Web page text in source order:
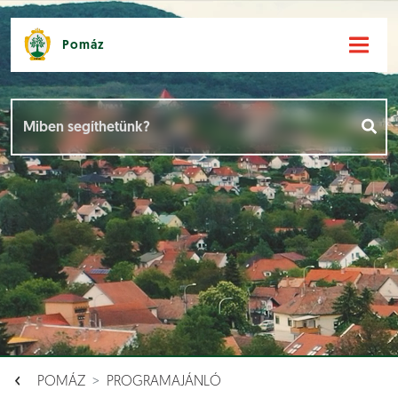
Pomáz
POMÁZ PROGRAMAJÁNLÓ
Események []
Dokumentumok [ ]
Aloldalak []